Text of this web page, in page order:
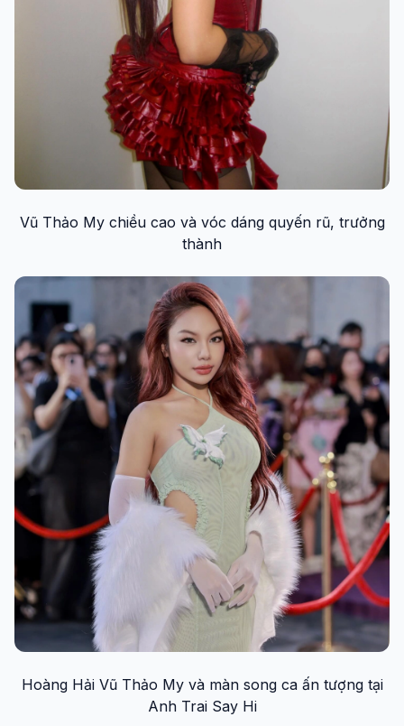
Vũ Thảo My chiều cao và vóc dáng quyến rũ, trưởng
thành
Hoàng Hải Vũ Thảo My và màn song ca ấn tượng tại
Anh Trai Say Hi